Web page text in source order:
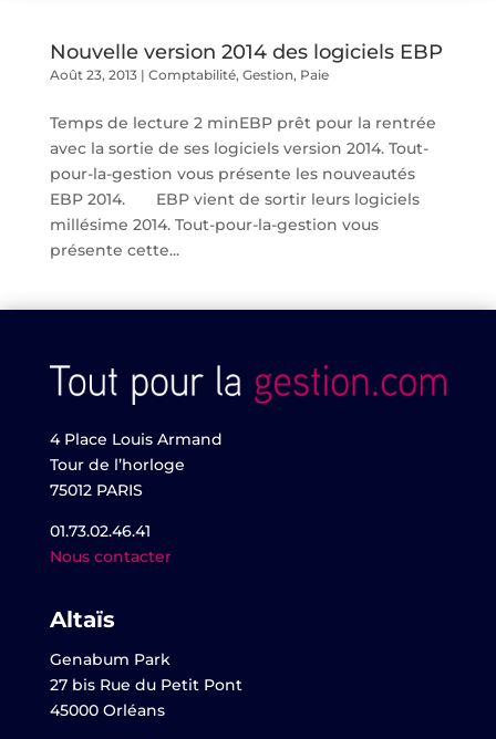
Nouvelle version 2014 des logiciels EBP
Août 23, 2013| Comptabilité, Gestion, Paie
Temps de lecture 2 minEBP prêt pour la rentrée
avec la sortie de ses logiciels version 2014. Tout-
pour-la-gestion vous présente les nouveautés
EBP 2014. EBP vient de sortir leurs logiciels
millésime 2014. Tout-pour-la-gestion vous
présente cette...
4 Place Louis Armand
Tour de l’horloge
75012 PARIS
01.73.02.46.41
Nous contacter
Altaïs
Genabum Park
27 bis Rue du Petit Pont
45000 Orléans